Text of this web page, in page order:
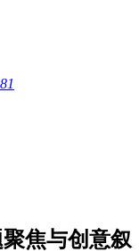
焦与创意叙